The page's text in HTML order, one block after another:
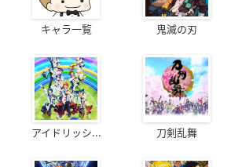
キャラ一覧 鬼滅の刃
アイドリッシ... 刀剣乱舞